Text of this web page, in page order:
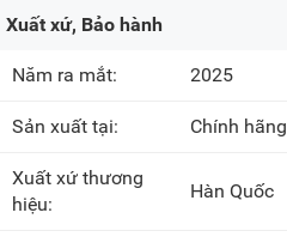
Xuất xứ, Bảo hành
Năm ra mắt: 2025
Sản xuất tại: Chính hãng
Xuất xứ thương
hiệu:
Hàn Quốc